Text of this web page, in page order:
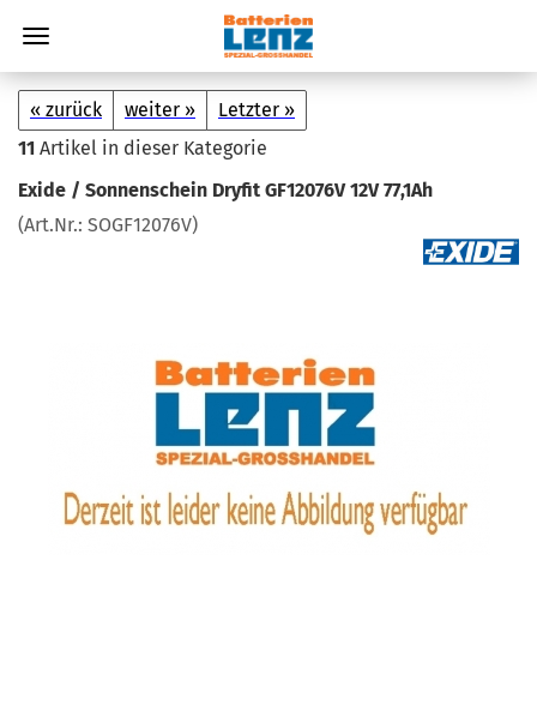
« zurück weiter »
Letzter »
11 Artikel in dieser Kategorie
Exide / Son­nen­schein Dry­fit GF12076V 12V 77,1Ah
(Art.Nr.: SOGF12076V)